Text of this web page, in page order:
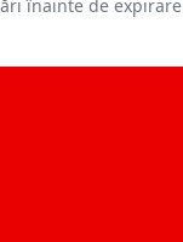
înainte de expirare